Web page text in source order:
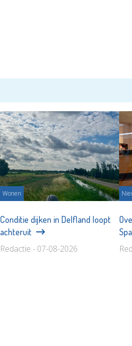
Wonen
Conditie dijken in Delfland loopt
achteruit
Redactie - 07-08-2026